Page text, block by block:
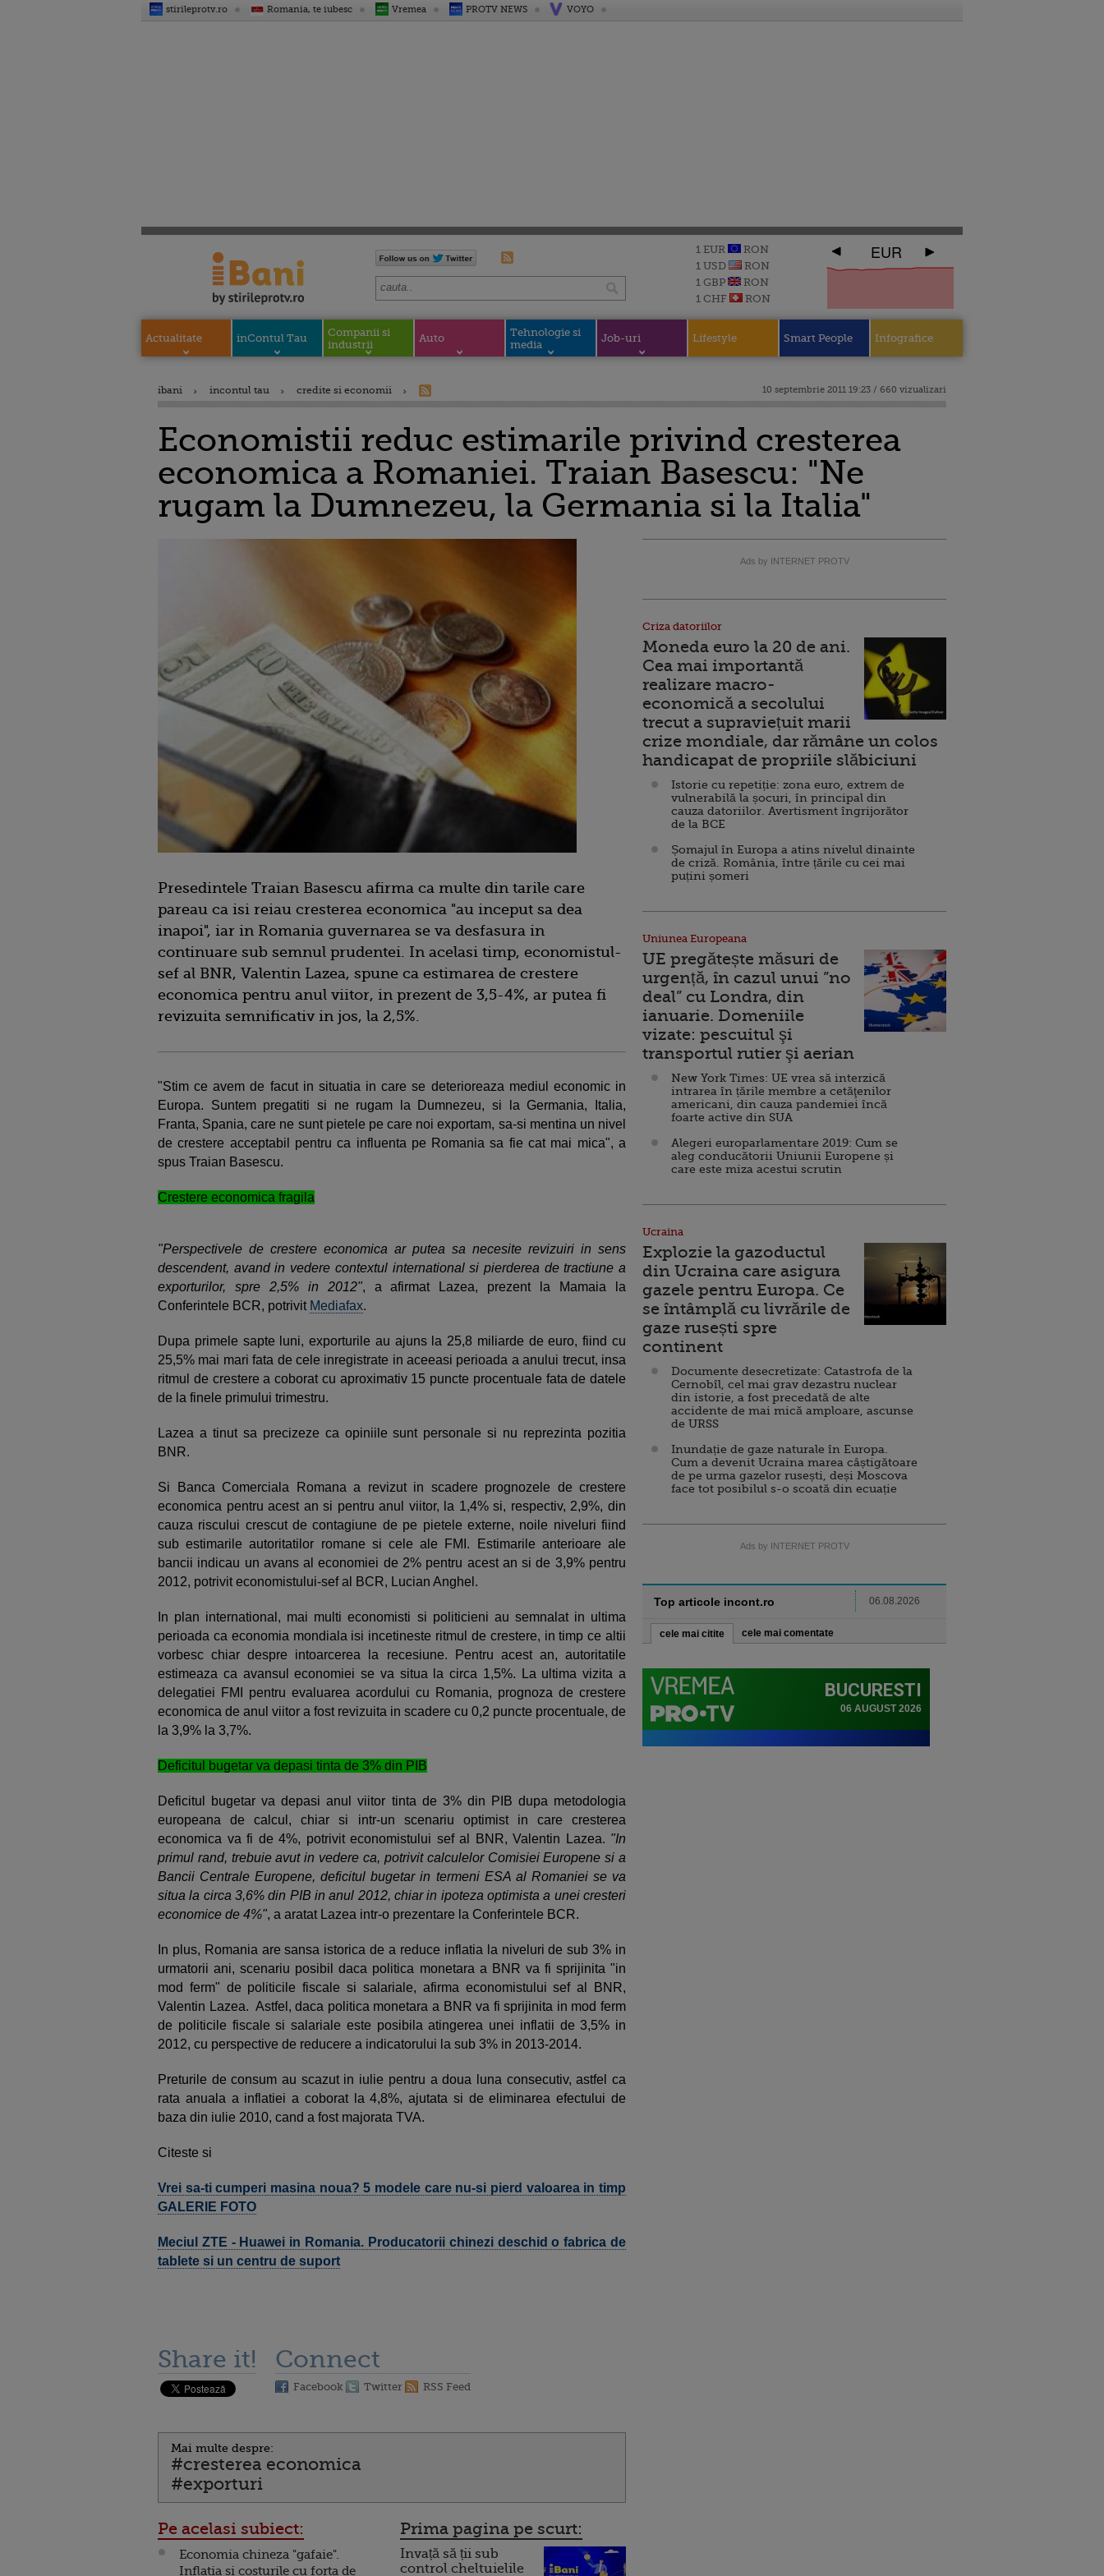
stirileprotv.ro Romania, te iubesc Vremea PROTV NEWS VOYO
1 EUR
RON
1 USD
RON
1 GBP
RON
1 CHF
RON
EUR
Actualitate inContul Tau
Companii si
industrii
Auto
Tehnologie si
media
Job-uri Lifestyle Smart People Infografice
ibani incontul tau credite si economii 10 septembrie 2011 19:23 / 660 vizualizari
Economistii reduc estimarile privind cresterea
economica a Romaniei. Traian Basescu: "Ne
rugam la Dumnezeu, la Germania si la Italia"
Presedintele Traian Basescu afirma ca multe din tarile care
pareau ca isi reiau cresterea economica "au inceput sa dea
inapoi", iar in Romania guvernarea se va desfasura in
continuare sub semnul prudentei. In acelasi timp, economistul-
sef al BNR, Valentin Lazea, spune ca estimarea de crestere
economica pentru anul viitor, in prezent de 3,5-4%, ar putea fi
revizuita semnificativ in jos, la 2,5%.
"Stim ce avem de facut in situatia in care se deterioreaza mediul economic in
Europa. Suntem pregatiti si ne rugam la Dumnezeu, si la Germania, Italia,
Franta, Spania, care ne sunt pietele pe care noi exportam, sa-si mentina un nivel
de crestere acceptabil pentru ca influenta pe Romania sa fie cat mai mica", a
spus Traian Basescu.
Crestere economica fragila
"Perspectivele de crestere economica ar putea sa necesite revizuiri in sens
descendent, avand in vedere contextul international si pierderea de tractiune a
exporturilor, spre 2,5% in 2012", a afirmat Lazea, prezent la Mamaia la
Conferintele BCR, potrivit Mediafax.
Dupa primele sapte luni, exporturile au ajuns la 25,8 miliarde de euro, fiind cu
25,5% mai mari fata de cele inregistrate in aceeasi perioada a anului trecut, insa
ritmul de crestere a coborat cu aproximativ 15 puncte procentuale fata de datele
de la finele primului trimestru.
Lazea a tinut sa precizeze ca opiniile sunt personale si nu reprezinta pozitia
BNR.
Si Banca Comerciala Romana a revizut in scadere prognozele de crestere
economica pentru acest an si pentru anul viitor, la 1,4% si, respectiv, 2,9%, din
cauza riscului crescut de contagiune de pe pietele externe, noile niveluri fiind
sub estimarile autoritatilor romane si cele ale FMI. Estimarile anterioare ale
bancii indicau un avans al economiei de 2% pentru acest an si de 3,9% pentru
2012, potrivit economistului-sef al BCR, Lucian Anghel.
In plan international, mai multi economisti si politicieni au semnalat in ultima
perioada ca economia mondiala isi incetineste ritmul de crestere, in timp ce altii
vorbesc chiar despre intoarcerea la recesiune. Pentru acest an, autoritatile
estimeaza ca avansul economiei se va situa la circa 1,5%. La ultima vizita a
delegatiei FMI pentru evaluarea acordului cu Romania, prognoza de crestere
economica de anul viitor a fost revizuita in scadere cu 0,2 puncte procentuale, de
la 3,9% la 3,7%.
Deficitul bugetar va depasi tinta de 3% din PIB
Deficitul bugetar va depasi anul viitor tinta de 3% din PIB dupa metodologia
europeana de calcul, chiar si intr-un scenariu optimist in care cresterea
economica va fi de 4%, potrivit economistului sef al BNR, Valentin Lazea. "In
primul rand, trebuie avut in vedere ca, potrivit calculelor Comisiei Europene si a
Bancii Centrale Europene, deficitul bugetar in termeni ESA al Romaniei se va
situa la circa 3,6% din PIB in anul 2012, chiar in ipoteza optimista a unei cresteri
economice de 4%", a aratat Lazea intr-o prezentare la Conferintele BCR.
In plus, Romania are sansa istorica de a reduce inflatia la niveluri de sub 3% in
urmatorii ani, scenariu posibil daca politica monetara a BNR va fi sprijinita "in
mod ferm" de politicile fiscale si salariale, afirma economistului sef al BNR,
Valentin Lazea. Astfel, daca politica monetara a BNR va fi sprijinita in mod ferm
de politicile fiscale si salariale este posibila atingerea unei inflatii de 3,5% in
2012, cu perspective de reducere a indicatorului la sub 3% in 2013-2014.
Preturile de consum au scazut in iulie pentru a doua luna consecutiv, astfel ca
rata anuala a inflatiei a coborat la 4,8%, ajutata si de eliminarea efectului de
baza din iulie 2010, cand a fost majorata TVA.
Citeste si
Vrei sa-ti cumperi masina noua? 5 modele care nu-si pierd valoarea in timp
GALERIE FOTO
Meciul ZTE - Huawei in Romania. Producatorii chinezi deschid o fabrica de
tablete si un centru de suport
Share it! Connect
Facebook Twitter RSS Feed
Mai multe despre:
#cresterea economica
#exporturi
Pe acelasi subiect:
Economia chineza "gafaie".
Inflatia si costurile cu forta de
Prima pagina pe scurt:
Invață să ții sub
control cheltuielile
Ads by INTERNET PROTV
Criza datoriilor
Moneda euro la 20 de ani.
Cea mai importantă
realizare macro-
economică a secolului
trecut a supraviețuit marii
crize mondiale, dar rămâne un colos
handicapat de propriile slăbiciuni
Istorie cu repetiție: zona euro, extrem de
vulnerabilă la șocuri, în principal din
cauza datoriilor. Avertisment îngrijorător
de la BCE
Șomajul în Europa a atins nivelul dinainte
de criză. România, între țările cu cei mai
puțini șomeri
Uniunea Europeana
UE pregătește măsuri de
urgență, în cazul unui ”no
deal” cu Londra, din
ianuarie. Domeniile
vizate: pescuitul şi
transportul rutier şi aerian
New York Times: UE vrea să interzică
intrarea în țările membre a cetăţenilor
americani, din cauza pandemiei încă
foarte active din SUA
Alegeri europarlamentare 2019: Cum se
aleg conducătorii Uniunii Europene și
care este miza acestui scrutin
Ucraina
Explozie la gazoductul
din Ucraina care asigura
gazele pentru Europa. Ce
se întâmplă cu livrările de
gaze rusești spre
continent
Documente desecretizate: Catastrofa de la
Cernobîl, cel mai grav dezastru nuclear
din istorie, a fost precedată de alte
accidente de mai mică amploare, ascunse
de URSS
Inundație de gaze naturale în Europa.
Cum a devenit Ucraina marea câștigătoare
de pe urma gazelor rusești, deși Moscova
face tot posibilul s-o scoată din ecuație
Ads by INTERNET PROTV
Top articole incont.ro 06.08.2026
cele mai citite cele mai comentate